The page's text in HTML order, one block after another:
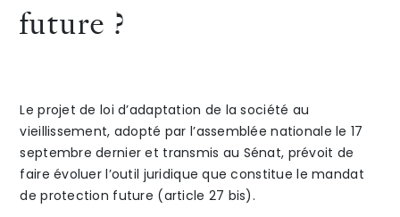
International
Honoraires
future ?
Le projet de loi d’adaptation de la société au
vieillissement, adopté par l’assemblée nationale le 17
septembre dernier et transmis au Sénat, prévoit de
faire évoluer l’outil juridique que constitue le mandat
de protection future (article 27 bis).